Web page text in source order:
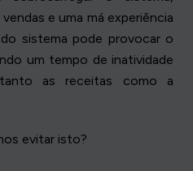
e uma má experiência
sistema pode provocar o
um tempo de inatividade
as receitas como a
evitar isto?